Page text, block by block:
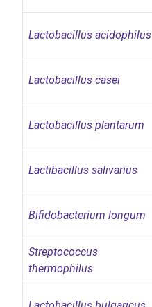
Lactobacillus acidophilus
Lactobacillus casei
Lactobacillus plantarum
Lactibacillus salivarius
Bifidobacterium longum
Streptococcus
thermophilus